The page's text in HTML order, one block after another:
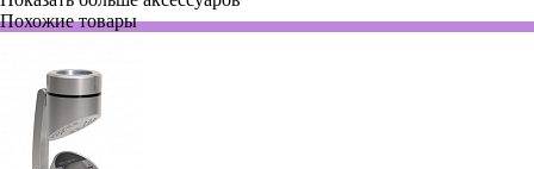
Похожие товары